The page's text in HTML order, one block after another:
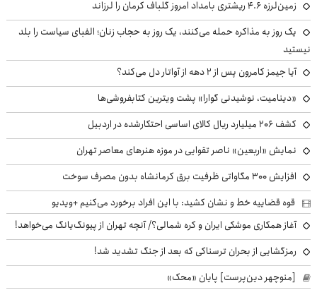
زمین‌لرزه ۴.۶ ریشتری بامداد امروز گلباف کرمان را لرزاند
یک روز به مذاکره حمله می‌کنند، یک روز به حجاب زنان؛ الفبای سیاست را بلد
نیستید
آیا جیمز کامرون پس از ۲ دهه از آواتار دل می‌کند؟
«دینامیت، نوشیدنی گوارا» پشت ویترین کتابفروشی‌ها
کشف ۲۰۶ میلیارد ریال کالای اساسی احتکارشده در اردبیل
نمایش «اربعین» ناصر تقوایی در موزه هنرهای معاصر تهران
افزایش ۳۰۰ مگاواتی ظرفیت برق کرمانشاه بدون مصرف سوخت
قوه قضاییه خط و نشان کشید: با این افراد برخورد می‌کنیم +ویدیو
آغاز همکاری موشکی ایران و کره شمالی؟/ آنچه تهران از پیونگ‌یانگ می‌خواهد!
رمزگشایی از بحران ترسناکی که بعد از جنگ تشدید شد!
[منوچهر دین‌پرست] پایان «محک»